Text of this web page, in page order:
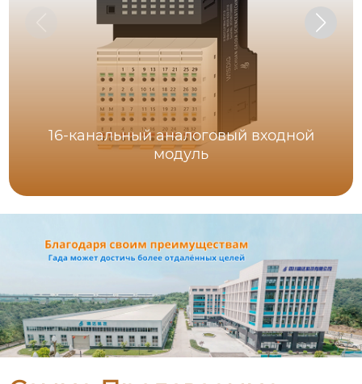
16-канальный аналоговый входной
модуль